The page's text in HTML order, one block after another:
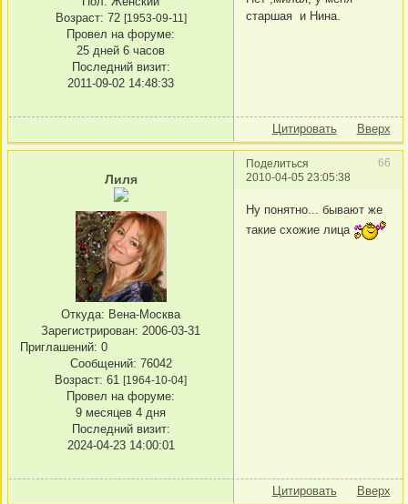
Возраст: 72 [1953-09-11]
Провел на форуме:
25 дней 6 часов
Последний визит:
2011-09-02 14:48:33
старшая и Нина.
Цитировать Вверх
Поделиться
66
2010-04-05 23:05:38
Лиля
Откуда: Вена-Москва
Зарегистрирован: 2006-03-31
Приглашений: 0
Сообщений: 76042
Возраст: 61 [1964-10-04]
Провел на форуме:
9 месяцев 4 дня
Последний визит:
2024-04-23 14:00:01
Ну понятно... бывают же
такие схожие лица
Цитировать Вверх